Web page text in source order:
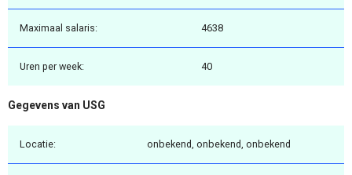
Maximaal salaris: 4638
Uren per week: 40
Gegevens van USG
Locatie: onbekend, onbekend, onbekend